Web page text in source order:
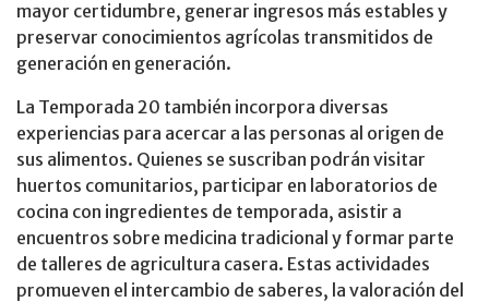
mayor certidumbre, generar ingresos más estables y
preservar conocimientos agrícolas transmitidos de
generación en generación.
La Temporada 20 también incorpora diversas
experiencias para acercar a las personas al origen de
sus alimentos. Quienes se suscriban podrán visitar
huertos comunitarios, participar en laboratorios de
cocina con ingredientes de temporada, asistir a
encuentros sobre medicina tradicional y formar parte
de talleres de agricultura casera. Estas actividades
promueven el intercambio de saberes, la valoración del